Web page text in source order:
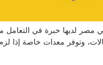
لديها خبرة في التعامل
وتوفر معدات خاصة إذا